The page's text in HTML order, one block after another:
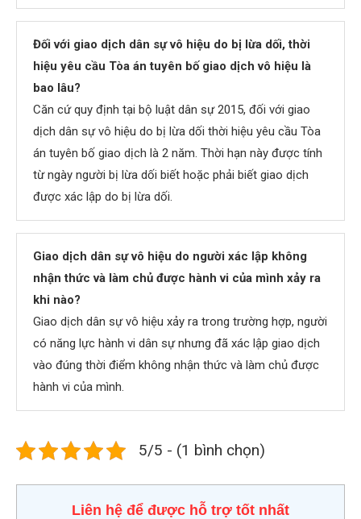
Đối với giao dịch dân sự vô hiệu do bị lừa dối, thời
hiệu yêu cầu Tòa án tuyên bố giao dịch vô hiệu là
bao lâu?
Căn cứ quy định tại bộ luật dân sự 2015, đối với giao
dịch dân sự vô hiệu do bị lừa dối thời hiệu yêu cầu Tòa
án tuyên bố giao dịch là 2 năm. Thời hạn này được tính
từ ngày người bị lừa dối biết hoặc phải biết giao dịch
được xác lập do bị lừa dối.
Giao dịch dân sự vô hiệu do người xác lập không
nhận thức và làm chủ được hành vi của mình xảy ra
khi nào?
Giao dịch dân sự vô hiệu xảy ra trong trường hợp, người
có năng lực hành vi dân sự nhưng đã xác lập giao dịch
vào đúng thời điểm không nhận thức và làm chủ được
hành vi của mình.
5/5 - (1 bình chọn)
Liên hệ để được hỗ trợ tốt nhất